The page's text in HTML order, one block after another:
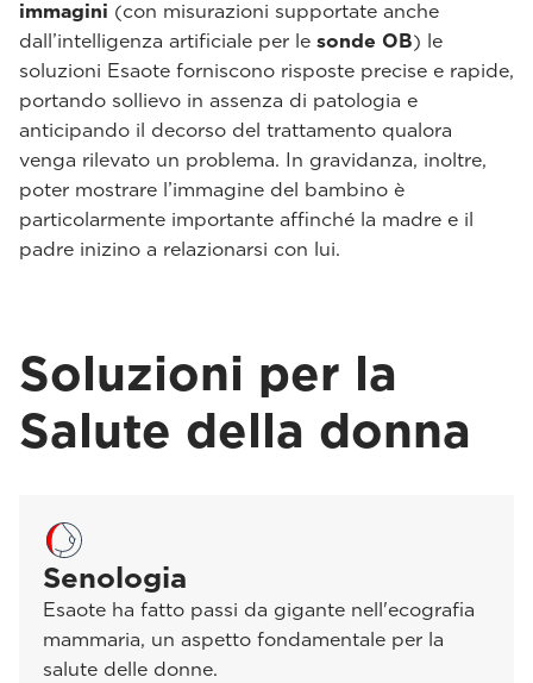
immagini (con misurazioni supportate anche
dall’intelligenza artificiale per le sonde OB) le
soluzioni Esaote forniscono risposte precise e rapide,
portando sollievo in assenza di patologia e
anticipando il decorso del trattamento qualora
venga rilevato un problema. In gravidanza, inoltre,
poter mostrare l’immagine del bambino è
particolarmente importante affinché la madre e il
padre inizino a relazionarsi con lui.
Soluzioni per la
Salute della donna
Senologia
Esaote ha fatto passi da gigante nell'ecografia
mammaria, un aspetto fondamentale per la
salute delle donne.